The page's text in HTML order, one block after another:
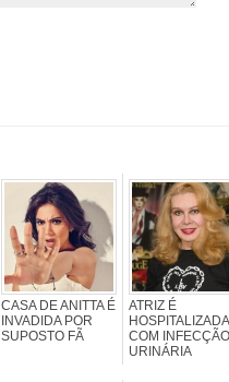
CASA DE ANITTA É
INVADIDA POR
SUPOSTO FÃ
ATRIZ É
HOSPITALIZADA
COM INFECÇÃO
URINÁRIA